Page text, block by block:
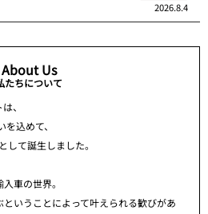
2026.8.4
About Us
たちについて
、
込めて、
て誕生しました。
車の世界。
いうことによって叶えられる歓びがあ